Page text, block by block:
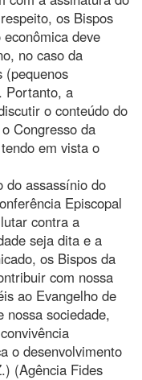
os Bispos
deve
no caso da
(pequenos
Portanto, a
o conteúdo do
Congresso da
em vista o
do assassínio do
Episcopal
contra a
seja dita e a
os Bispos da
com nossa
ao Evangelho de
nossa sociedade,
o desenvolvimento
(Agência Fides